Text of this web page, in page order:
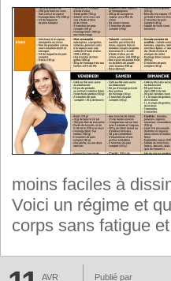
moins faciles à
Voici un régime et
corps sans fatigue
AVR
Publié par